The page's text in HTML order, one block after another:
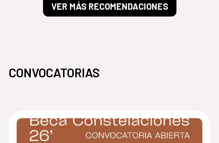
VER MÁS RECOMENDACIONES
CONVOCATORIAS